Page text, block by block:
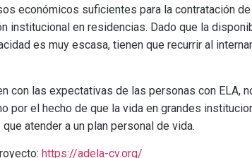
económicos suficientes para la contratación
institucional en residencias. Dado que la
es muy escasa, tienen que recurrir al
con las expectativas de las personas con ELA,
por el hecho de que la vida en grandes
atender a un plan personal de vida.
https://adela-cv.org/